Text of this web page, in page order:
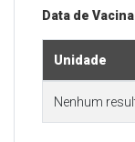
Data de
Unidade
Nenhum